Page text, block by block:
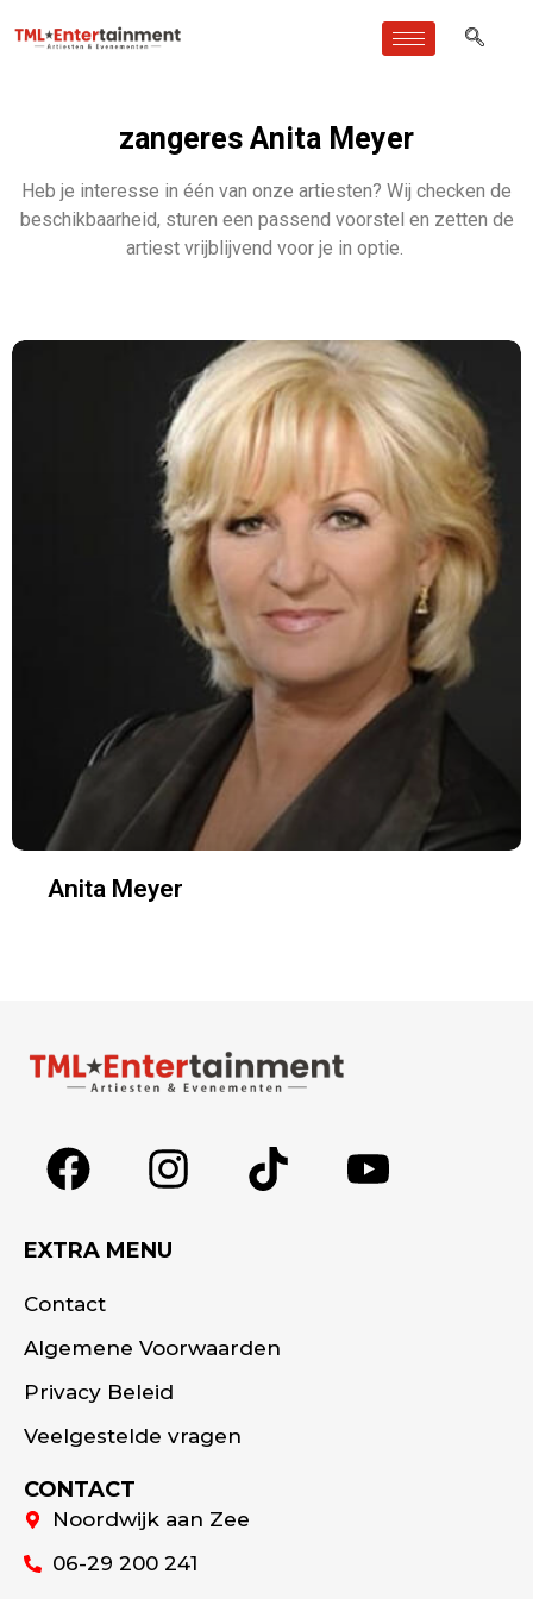
zangeres Anita Meyer
Heb je interesse in één van onze artiesten? Wij checken de
beschikbaarheid, sturen een passend voorstel en zetten de
artiest vrijblijvend voor je in optie.
Anita Meyer
EXTRA MENU
Contact
Algemene Voorwaarden
Privacy Beleid
Veelgestelde vragen
CONTACT
Noordwijk aan Zee
06-29 200 241